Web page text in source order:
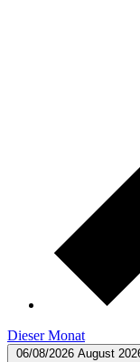
Dieser Monat
06/08/2026 August